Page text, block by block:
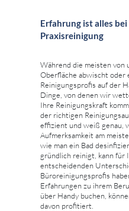
Erfahrung ist alles
Praxisreinigung
Während die meisten von
Oberfläche abwischt oder
Reinigungsprofis auf der
Dinge, von denen wir
Ihre Reinigungskraft
der richtigen
effizient und weiß genau,
Aufmerksamkeit am
wie man ein Bad
gründlich reinigt, kann für
entscheidenden
Büroreinigungsprofis
Erfahrungen zu ihrem
über Handy buchen,
davon profitiert.